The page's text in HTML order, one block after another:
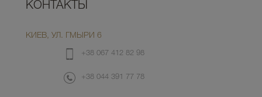
КОНТАКТЫ
КИЕВ, УЛ. ГМЫРИ 6
+38 067 412 82 98
+38 044 391 77 78